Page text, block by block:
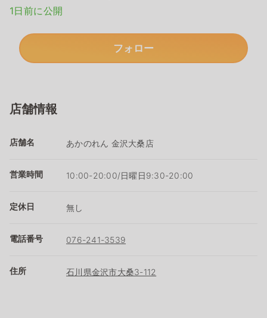
1日前に公開
フォロー
店舗情報
店舗名 あかのれん 金沢大桑店
営業時間 10:00-20:00/日曜日9:30-20:00
定休日 無し
電話番号 076-241-3539
住所 石川県金沢市大桑3-112